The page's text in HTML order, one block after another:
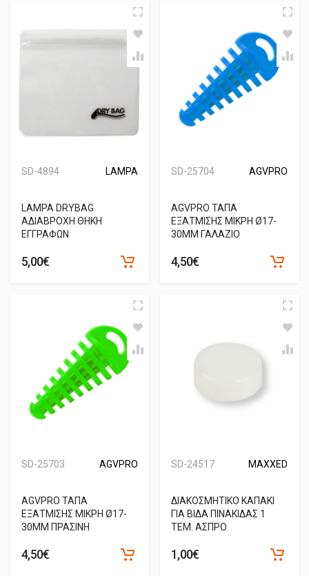
SD-4894 LAMPA
LAMPA DRYBAG
ΑΔΙΑΒΡΟΧΗ ΘΗΚΗ
ΕΓΓΡΑΦΩΝ
5,00€
SD-25704 AGVPRO
AGVPRO ΤΑΠΑ
ΕΞΑΤΜΙΣΗΣ ΜΙΚΡΗ Ø17-
30MM ΓΑΛΑΖΙΟ
4,50€
SD-25703 AGVPRO
AGVPRO ΤΑΠΑ
ΕΞΑΤΜΙΣΗΣ ΜΙΚΡΗ Ø17-
30MM ΠΡΑΣΙΝΗ
4,50€
SD-24517 MAXXED
ΔΙΑΚΟΣΜΗΤΙΚΟ ΚΑΠΑΚΙ
ΓΙΑ ΒΙΔΑ ΠΙΝΑΚΙΔΑΣ 1
ΤΕΜ. ΑΣΠΡΟ
1,00€